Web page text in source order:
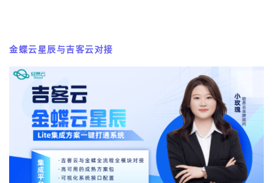
金蝶云星辰与吉客云对接